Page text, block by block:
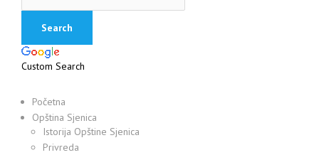
Custom Search
Početna
Opština Sjenica
Istorija Opštine Sjenica
Privreda